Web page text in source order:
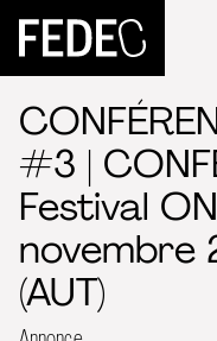
FEDEC
#3 |
Festival
novembre
(AUT)